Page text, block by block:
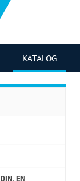
KATALOG
EN